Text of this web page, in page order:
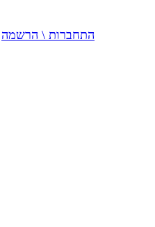
התחברות \ הרשמה